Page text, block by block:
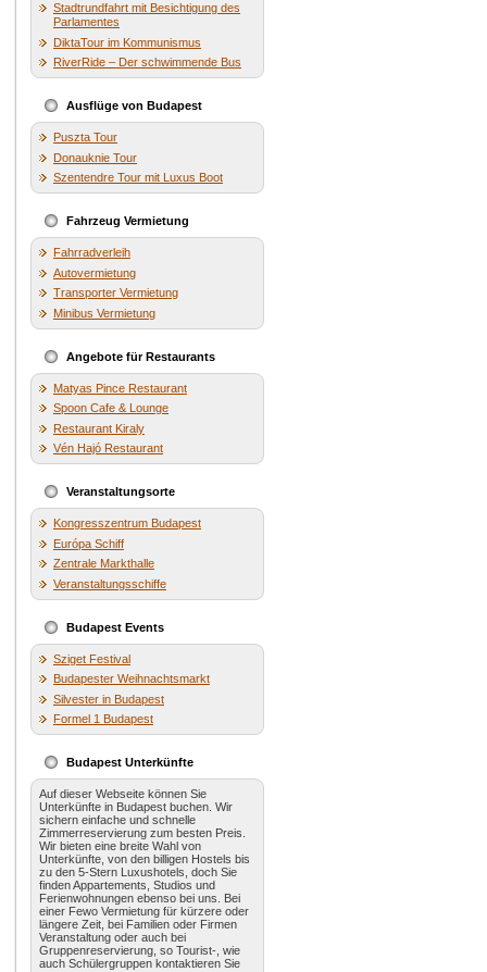
Stadtrundfahrt mit Besichtigung des
Parlamentes
DiktaTour im Kommunismus
RiverRide – Der schwimmende Bus
Ausflüge von Budapest
Puszta Tour
Donauknie Tour
Szentendre Tour mit Luxus Boot
Fahrzeug Vermietung
Fahrradverleih
Autovermietung
Transporter Vermietung
Minibus Vermietung
Angebote für Restaurants
Matyas Pince Restaurant
Spoon Cafe & Lounge
Restaurant Kiraly
Vén Hajó Restaurant
Veranstaltungsorte
Kongresszentrum Budapest
Európa Schiff
Zentrale Markthalle
Veranstaltungsschiffe
Budapest Events
Sziget Festival
Budapester Weihnachtsmarkt
Silvester in Budapest
Formel 1 Budapest
Budapest Unterkünfte
Auf dieser Webseite können Sie
Unterkünfte in Budapest buchen. Wir
sichern einfache und schnelle
Zimmerreservierung zum besten Preis.
Wir bieten eine breite Wahl von
Unterkünfte, von den billigen Hostels bis
zu den 5-Stern Luxushotels, doch Sie
finden Appartements, Studios und
Ferienwohnungen ebenso bei uns. Bei
einer Fewo Vermietung für kürzere oder
längere Zeit, bei Familien oder Firmen
Veranstaltung oder auch bei
Gruppenreservierung, so Tourist-, wie
auch Schülergruppen kontaktieren Sie